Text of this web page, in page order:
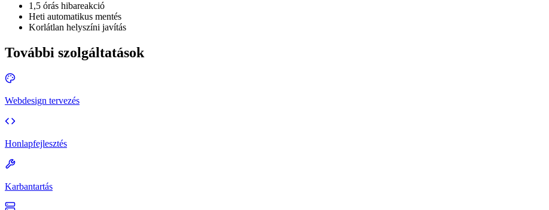
1,5 órás hibareakció
Heti automatikus mentés
Korlátlan helyszíni javítás
További szolgáltatások
Webdesign tervezés
Honlapfejlesztés
Karbantartás